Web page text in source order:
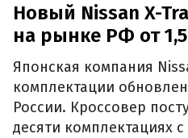
Новый Nissan X-
на рынке РФ от
Японская компания
комплектации
России. Кроссовер
десяти комплектациях